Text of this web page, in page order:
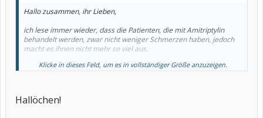
Hallo zusammen, ihr Lieben,
ich lese immer wieder, dass die Patienten, die mit Amitriptylin
behandelt werden, zwar nicht weniger Schmerzen haben, jedoch
macht es ihnen nicht mehr so viel aus.
Über die schlafanstossende Wirkung müssen wir uns gar nicht
ABER:
Klicke in dieses Feld, um es in vollständiger Größe anzuzeigen.
Hallöchen!